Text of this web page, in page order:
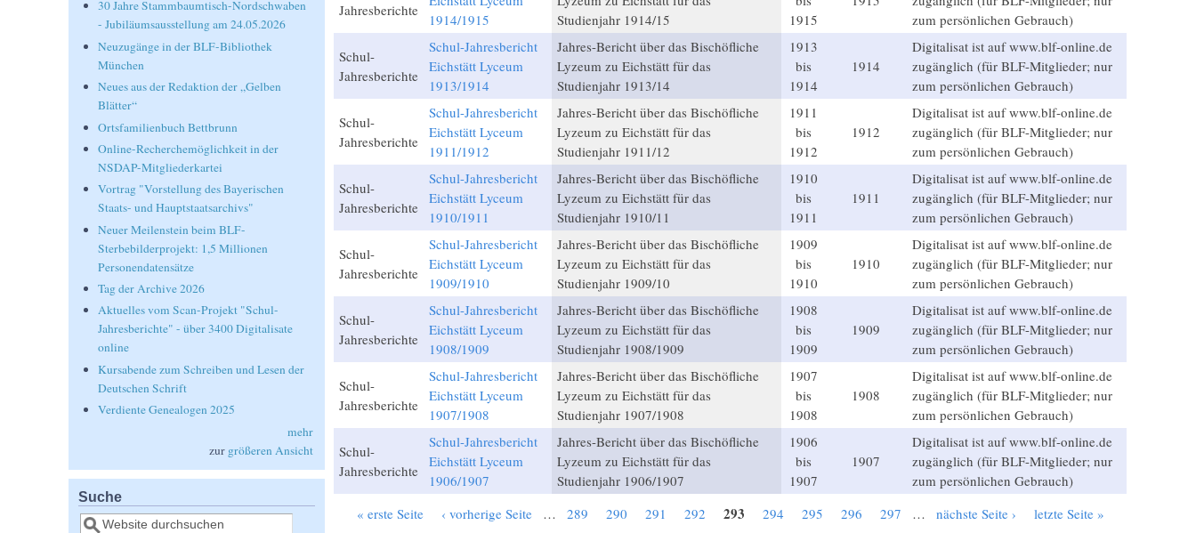
Jahresberichte
1914/1915
Studienjahr 1914/15
1915
zum persönlichen Gebrauch)
Schul-
Jahresberichte
Schul-Jahresbericht
Eichstätt Lyceum
1913/1914
Jahres-Bericht über das Bischöfliche
Lyzeum zu Eichstätt für das
Studienjahr 1913/14
1913
bis
1914
1914
Digitalisat ist auf www.blf-online.de
zugänglich (für BLF-Mitglieder; nur
zum persönlichen Gebrauch)
Schul-
Jahresberichte
Schul-Jahresbericht
Eichstätt Lyceum
1911/1912
Jahres-Bericht über das Bischöfliche
Lyzeum zu Eichstätt für das
Studienjahr 1911/12
1911
bis
1912
1912
Digitalisat ist auf www.blf-online.de
zugänglich (für BLF-Mitglieder; nur
zum persönlichen Gebrauch)
Schul-
Jahresberichte
Schul-Jahresbericht
Eichstätt Lyceum
1910/1911
Jahres-Bericht über das Bischöfliche
Lyzeum zu Eichstätt für das
Studienjahr 1910/11
1910
bis
1911
1911
Digitalisat ist auf www.blf-online.de
zugänglich (für BLF-Mitglieder; nur
zum persönlichen Gebrauch)
Schul-
Jahresberichte
Schul-Jahresbericht
Eichstätt Lyceum
1909/1910
Jahres-Bericht über das Bischöfliche
Lyzeum zu Eichstätt für das
Studienjahr 1909/10
1909
bis
1910
1910
Digitalisat ist auf www.blf-online.de
zugänglich (für BLF-Mitglieder; nur
zum persönlichen Gebrauch)
Schul-
Jahresberichte
Schul-Jahresbericht
Eichstätt Lyceum
1908/1909
Jahres-Bericht über das Bischöfliche
Lyzeum zu Eichstätt für das
Studienjahr 1908/1909
1908
bis
1909
1909
Digitalisat ist auf www.blf-online.de
zugänglich (für BLF-Mitglieder; nur
zum persönlichen Gebrauch)
Schul-
Jahresberichte
Schul-Jahresbericht
Eichstätt Lyceum
1907/1908
Jahres-Bericht über das Bischöfliche
Lyzeum zu Eichstätt für das
Studienjahr 1907/1908
1907
bis
1908
1908
Digitalisat ist auf www.blf-online.de
zugänglich (für BLF-Mitglieder; nur
zum persönlichen Gebrauch)
Schul-
Jahresberichte
Schul-Jahresbericht
Eichstätt Lyceum
1906/1907
Jahres-Bericht über das Bischöfliche
Lyzeum zu Eichstätt für das
Studienjahr 1906/1907
1906
bis
1907
1907
Digitalisat ist auf www.blf-online.de
zugänglich (für BLF-Mitglieder; nur
zum persönlichen Gebrauch)
Seiten
« erste Seite ‹ vorherige Seite … 289 290 291 292 293 294 295 296 297 … nächste Seite › letzte Seite »
30 Jahre Stammbaumtisch-Nordschwaben
- Jubiläumsausstellung am 24.05.2026
Neuzugänge in der BLF-Bibliothek
München
Neues aus der Redaktion der „Gelben
Blätter“
Ortsfamilienbuch Bettbrunn
Online-Recherchemöglichkeit in der
NSDAP-Mitgliederkartei
Vortrag "Vorstellung des Bayerischen
Staats- und Hauptstaatsarchivs"
Neuer Meilenstein beim BLF-
Sterbebilderprojekt: 1,5 Millionen
Personendatensätze
Tag der Archive 2026
Aktuelles vom Scan-Projekt "Schul-
Jahresberichte" - über 3400 Digitalisate
online
Kursabende zum Schreiben und Lesen der
Deutschen Schrift
Verdiente Genealogen 2025
mehr
zur größeren Ansicht
Suche
Suche